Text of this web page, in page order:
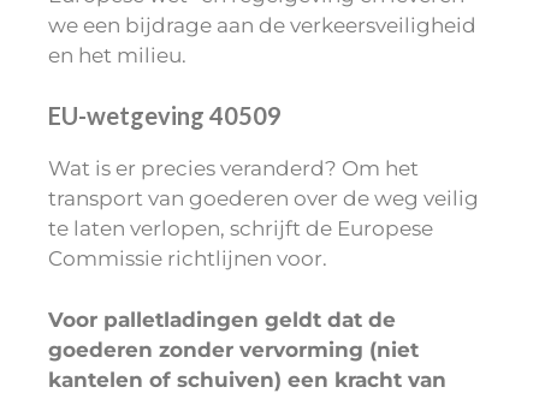
we een bijdrage aan de verkeersveiligheid
en het milieu.
EU-wetgeving 40509
Wat is er precies veranderd? Om het
transport van goederen over de weg veilig
te laten verlopen, schrijft de Europese
Commissie richtlijnen voor.
Voor palletladingen geldt dat de
goederen zonder vervorming (niet
kantelen of schuiven) een kracht van